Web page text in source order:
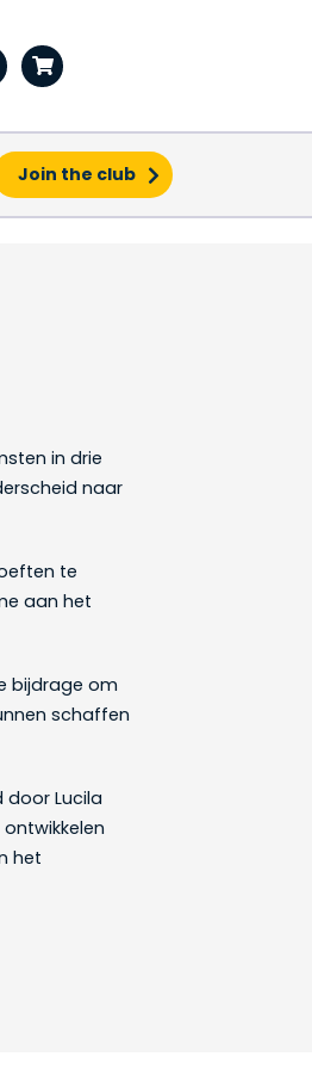
Join the club
in drie
naar
te
aan het
bijdrage om
schaffen
Lucila
het